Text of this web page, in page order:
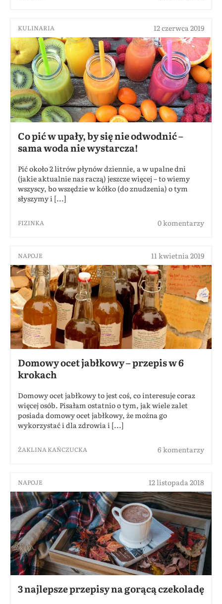
KULINARIA 12 czerwca 2019
Co pić w upały, by się nie odwodnić –
sama woda nie wystarcza!
Pić około 2 litrów płynów dziennie, a w upalne dni
(jakie aktualnie nas raczą) jeszcze więcej – to wiemy
wszyscy, bo wszędzie w kółko (do znudzenia) o tym
słyszymy i [...]
FIZINKA 0 komentarzy
NAPOJE 11 kwietnia 2019
Domowy ocet jabłkowy – przepis w 6
krokach
Domowy ocet jabłkowy to jest coś, co interesuje coraz
więcej osób. Pisałam ostatnio o tym, jak wiele zalet
posiada domowy ocet jabłkowy, że można go
wykorzystać i dla zdrowia i [...]
ŻAKLINA KAŃCZUCKA 6 komentarzy
NAPOJE 12 listopada 2018
3 najlepsze przepisy na gorącą czekoladę